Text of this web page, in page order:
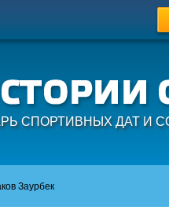
СПОРТИВНЫХ ДАТ И
Заурбек